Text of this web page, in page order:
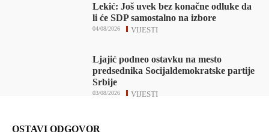
Lekić: Još uvek bez konačne odluke da
li će SDP samostalno na izbore
VIJESTI
04/08/2026
Ljajić podneo ostavku na mesto
predsednika Socijaldemokratske partije
Srbije
VIJESTI
03/08/2026
OSTAVI ODGOVOR